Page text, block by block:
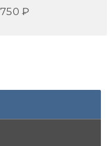
и насколько
воды.
₽